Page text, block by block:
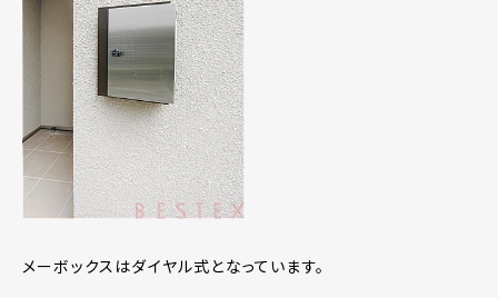
メーボックスはダイヤル式となっています。